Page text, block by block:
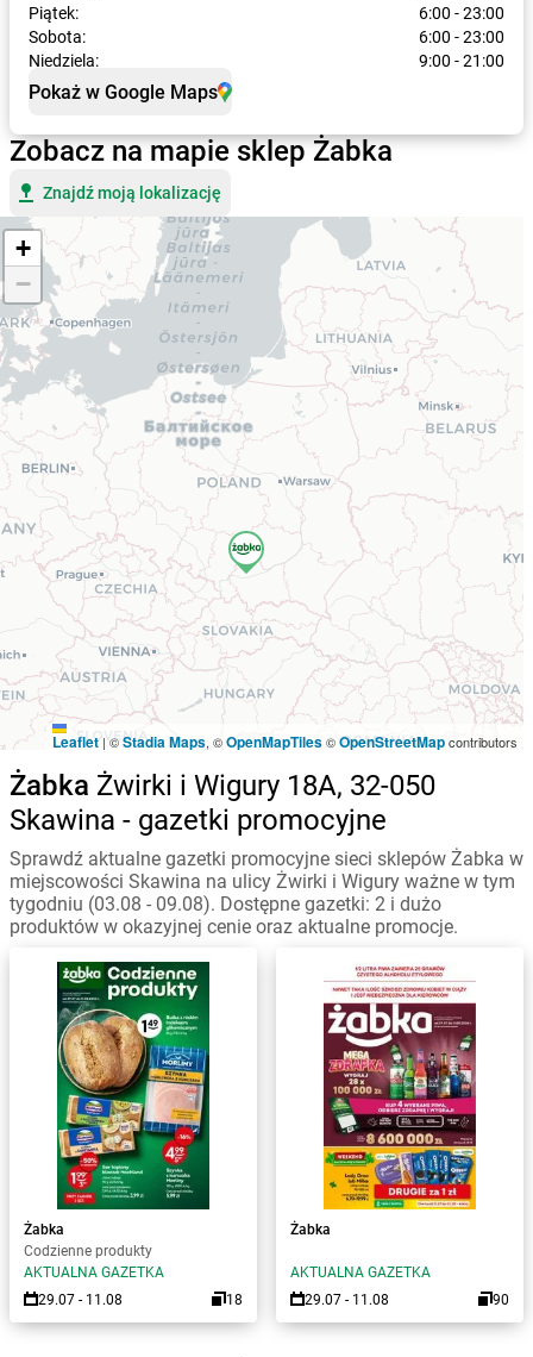
Piątek:
6:00 - 23:00
Sobota:
6:00 - 23:00
Niedziela:
9:00 - 21:00
Pokaż w Google Maps
Zobacz na mapie sklep Żabka
Znajdź moją lokalizację
+
−
Leaflet |©Stadia Maps, ©OpenMapTiles©OpenStreetMapcontributors
Żabka Żwirki i Wigury 18A, 32-050
Skawina - gazetki promocyjne
Sprawdź aktualne gazetki promocyjne sieci sklepów Żabka w
miejscowości Skawina na ulicy Żwirki i Wigury ważne w tym
tygodniu (03.08 - 09.08). Dostępne gazetki: 2 i dużo
produktów w okazyjnej cenie oraz aktualne promocje.
Żabka
Codzienne produkty
AKTUALNA GAZETKA
29.07 - 11.08
18
Żabka
AKTUALNA GAZETKA
29.07 - 11.08
90